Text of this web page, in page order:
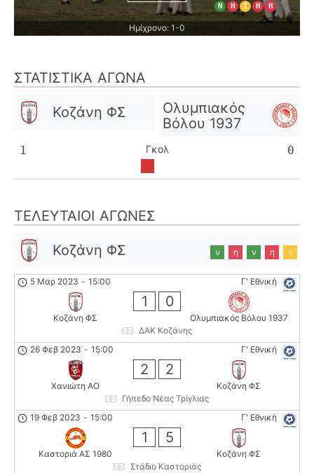
Ν Η Ι Η Η
Ημίχρονο: 1-0
ΣΤΑΤΙΣΤΙΚΆ ΑΓΏΝΑ
Κοζάνη ΦΣ
Ολυμπιακός
Βόλου 1937
1 Γκολ 0
ΤΕΛΕΥΤΑΊΟΙ ΑΓΏΝΕΣ
Κοζάνη ΦΣ ν η ν η ι
Γ' Εθνική
5 Μαρ 2023 - 15:00
Κοζάνη ΦΣ
1 0
Ολυμπιακός Βόλου 1937
ΔΑΚ Κοζάνης
Γ' Εθνική
26 Φεβ 2023 - 15:00
Χανιώτη ΑΟ
2 2
Κοζάνη ΦΣ
Γήπεδο Νέας Τρίγλιας
Γ' Εθνική
19 Φεβ 2023 - 15:00
Καστοριά ΑΣ 1980
1 5
Κοζάνη ΦΣ
Στάδιο Καστοριάς